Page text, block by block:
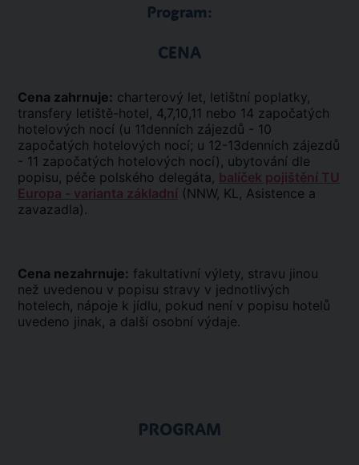
Program:
CENA
Cena zahrnuje: charterový let, letištní poplatky,
transfery letiště-hotel, 4,7,10,11 nebo 14 započatých
hotelových nocí (u 11denních zájezdů - 10
započatých hotelových nocí; u 12-13denních zájezdů
- 11 započatých hotelových nocí), ubytování dle
popisu, péče polského delegáta, balíček pojištění TU
Europa - varianta základní (NNW, KL, Asistence a
zavazadla).
Cena nezahrnuje: fakultativní výlety, stravu jinou
než uvedenou v popisu stravy v jednotlivých
hotelech, nápoje k jídlu, pokud není v popisu hotelů
uvedeno jinak, a další osobní výdaje.
PROGRAM